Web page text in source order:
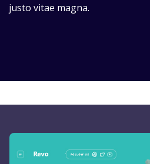
justo vitae magna.